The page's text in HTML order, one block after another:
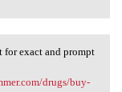
for exact and prompt
drugs/buy-